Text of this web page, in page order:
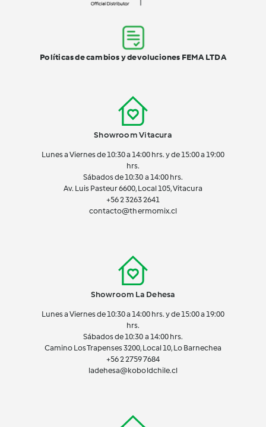
Showroom Vitacura
Lunes a Viernes de 10:30 a 14:00 hrs. y de 15:00 a 19:00
hrs.
Sábados de 10:30 a 14:00 hrs.
Av. Luis Pasteur 6600, Local 105, Vitacura
+56 2 3263 2641
contacto@thermomix.cl
Showroom La Dehesa
Lunes a Viernes de 10:30 a 14:00 hrs. y de 15:00 a 19:00
hrs.
Sábados de 10:30 a 14:00 hrs.
Camino Los Trapenses 3200, Local 10, Lo Barnechea
+56 22759 7684
ladehesa@koboldchile.cl
Políticas de cambios y devoluciones FEMA LTDA